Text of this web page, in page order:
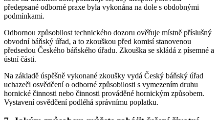
předepsané odborné praxe byla vykonána na dole s obdobnými
podmínkami.
Odbornou způsobilost technického dozoru ověřuje místně příslušný
obvodní báňský úřad, a to zkouškou před komisí stanovenou
předsedou Českého báňského úřadu. Zkouška se skládá z písemné a
ústní části.
Na základě úspěšně vykonané zkoušky vydá Český báňský úřad
uchazeči osvědčení o odborné způsobilosti s vymezením druhu
hornické činnosti nebo činnosti prováděné hornickým způsobem.
Vystavení osvědčení podléhá správnímu poplatku.